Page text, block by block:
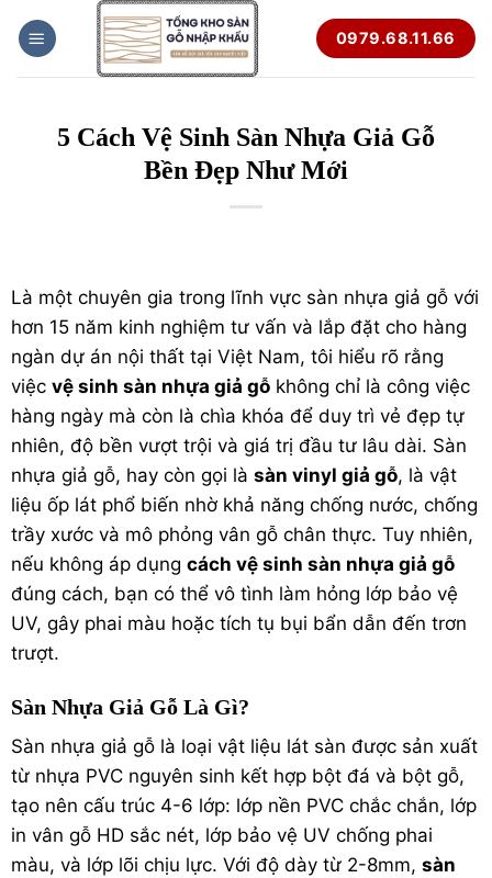
qua
nội
0979.68.11.66
5 Cách Vệ Sinh Sàn Nhựa Giả Gỗ
Bền Đẹp Như Mới
Là một chuyên gia trong lĩnh vực sàn nhựa giả gỗ với
hơn 15 năm kinh nghiệm tư vấn và lắp đặt cho hàng
ngàn dự án nội thất tại Việt Nam, tôi hiểu rõ rằng
việc vệ sinh sàn nhựa giả gỗ không chỉ là công việc
hàng ngày mà còn là chìa khóa để duy trì vẻ đẹp tự
nhiên, độ bền vượt trội và giá trị đầu tư lâu dài. Sàn
nhựa giả gỗ, hay còn gọi là sàn vinyl giả gỗ, là vật
liệu ốp lát phổ biến nhờ khả năng chống nước, chống
trầy xước và mô phỏng vân gỗ chân thực. Tuy nhiên,
nếu không áp dụng cách vệ sinh sàn nhựa giả gỗ
đúng cách, bạn có thể vô tình làm hỏng lớp bảo vệ
UV, gây phai màu hoặc tích tụ bụi bẩn dẫn đến trơn
trượt.
Sàn Nhựa Giả Gỗ Là Gì?
Sàn nhựa giả gỗ là loại vật liệu lát sàn được sản xuất
từ nhựa PVC nguyên sinh kết hợp bột đá và bột gỗ,
tạo nên cấu trúc 4-6 lớp: lớp nền PVC chắc chắn, lớp
in vân gỗ HD sắc nét, lớp bảo vệ UV chống phai
màu, và lớp lõi chịu lực. Với độ dày từ 2-8mm, sàn